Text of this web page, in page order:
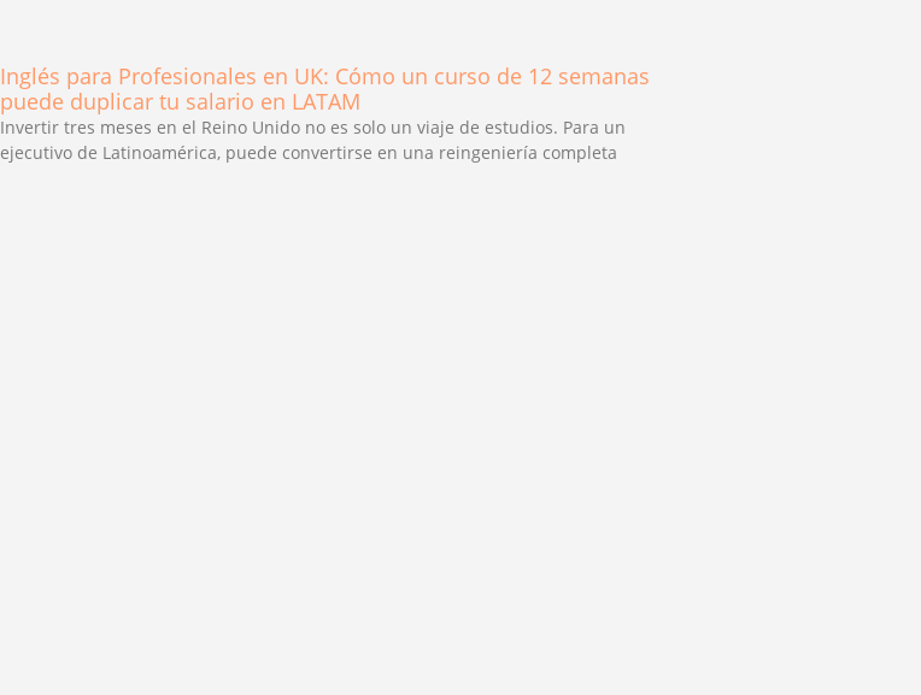
Inglés para Profesionales en UK: Cómo un curso de 12 semanas
puede duplicar tu salario en LATAM
Invertir tres meses en el Reino Unido no es solo un viaje de estudios. Para un
ejecutivo de Latinoamérica, puede convertirse en una reingeniería completa